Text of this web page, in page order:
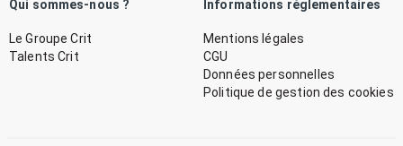
Qui sommes-nous ?
Le Groupe Crit
Talents Crit
Informations réglementaires
Mentions légales
CGU
Données personnelles
Politique de gestion des cookies